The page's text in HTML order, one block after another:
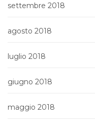
settembre 2018
agosto 2018
luglio 2018
giugno 2018
maggio 2018